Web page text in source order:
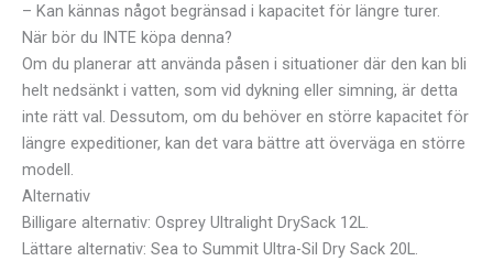
– Kan kännas något begränsad i kapacitet för längre turer.
När bör du INTE köpa denna?
Om du planerar att använda påsen i situationer där den kan bli
helt nedsänkt i vatten, som vid dykning eller simning, är detta
inte rätt val. Dessutom, om du behöver en större kapacitet för
längre expeditioner, kan det vara bättre att överväga en större
modell.
Alternativ
Billigare alternativ: Osprey Ultralight DrySack 12L.
Lättare alternativ: Sea to Summit Ultra-Sil Dry Sack 20L.